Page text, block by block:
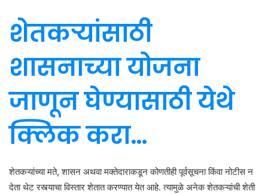
शेतकऱ्यांसाठी
शासनाच्या योजना
जाणून घेण्यासाठी येथे
क्लिक करा…
शेतकऱ्यांच्या मते, शासन अथवा मक्तेदाराकडून कोणतीही पूर्वसूचना किंवा नोटीस न
देता थेट रस्त्याचा विस्तार शेतात करण्यात येत आहे. त्यामुळे अनेक शेतकऱ्यांची शेती